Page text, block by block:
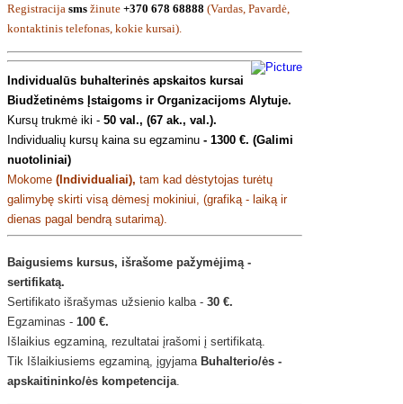
Registracija sms žinute +370 678 68888 (Vardas, Pavardė,
kontaktinis telefonas, kokie kursai).
Individualūs buhalterinės apskaitos kursai
Biudžetinėms Įstaigoms ir Organizacijoms Alytuje.
Kursų trukmė iki - 50 val., (67 ak., val.).
Individualių kursų kaina su egzaminu - 1300 €. (Galimi
nuotoliniai)
Mokome (Individualiai), tam kad dėstytojas turėtų
galimybę skirti visą dėmesį mokiniui, (grafiką - laiką ir
dienas pagal bendrą sutarimą).
Baigusiems kursus, išrašome pažymėjimą -
sertifikatą.
Sertifikato išrašymas užsienio kalba - 30 €.
Egzaminas - 100 €.
Išlaikius egzaminą, rezultatai įrašomi į sertifikatą.
Tik Išlaikiusiems egzaminą, įgyjama Buhalterio/ės -
apskaitininko/ės kompetencija